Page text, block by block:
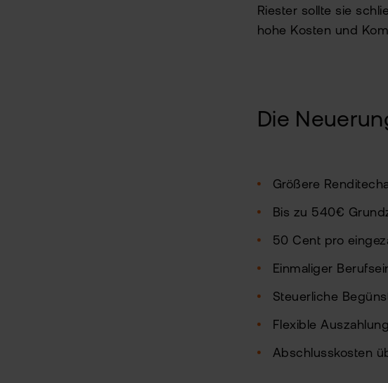
Riester sollte sie
hohe Kosten und
Die
Größere
Bis zu 540€
50 Cent pro
Einmaliger
Steuerliche
Flexible
Abschlusskosten